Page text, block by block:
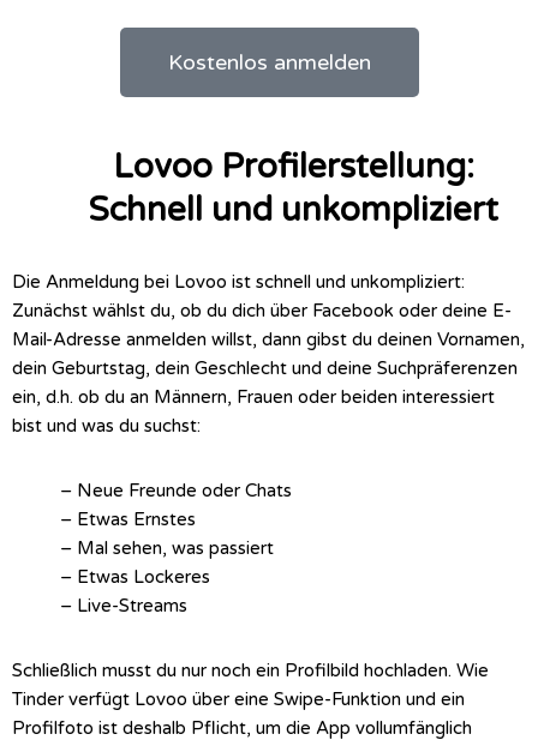
Kostenlos anmelden
Lovoo Profilerstellung:
Schnell und unkompliziert
Die Anmeldung bei Lovoo ist schnell und unkompliziert:
Zunächst wählst du, ob du dich über Facebook oder deine E-
Mail-Adresse anmelden willst, dann gibst du deinen Vornamen,
dein Geburtstag, dein Geschlecht und deine Suchpräferenzen
ein, d.h. ob du an Männern, Frauen oder beiden interessiert
bist und was du suchst:
– Neue Freunde oder Chats
– Etwas Ernstes
– Mal sehen, was passiert
– Etwas Lockeres
– Live-Streams
Schließlich musst du nur noch ein Profilbild hochladen. Wie
Tinder verfügt Lovoo über eine Swipe-Funktion und ein
Profilfoto ist deshalb Pflicht, um die App vollumfänglich